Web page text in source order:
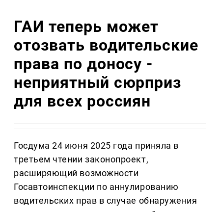
ГАИ теперь может
отозвать водительские
права по доносу -
неприятный сюрприз
для всех россиян
Госдума 24 июня 2025 года приняла в
третьем чтении законопроект,
расширяющий возможности
Госавтоинспекции по аннулированию
водительских прав в случае обнаружения